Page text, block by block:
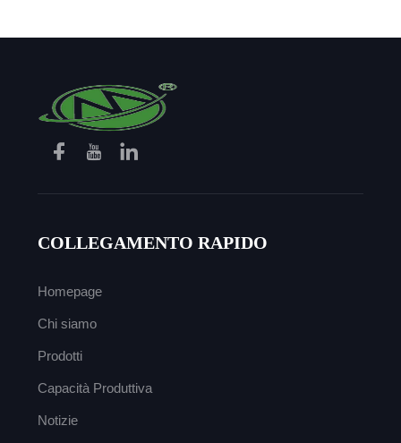
COLLEGAMENTO RAPIDO
Homepage
Chi siamo
Prodotti
Capacità Produttiva
Notizie